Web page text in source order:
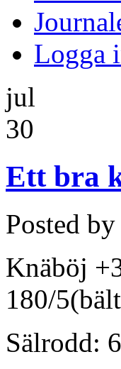
Logga
jul
30
Ett bra
Posted
Knäböj
180/
Sälrodd: